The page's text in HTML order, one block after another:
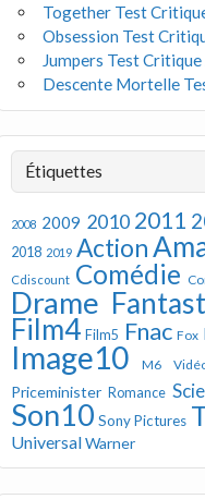
Together Test
Obsession Test
Jumpers Test
Descente Mortelle
Étiquettes
2008 2009 2010 2011
2018 2019 Action
Cdiscount Comédie
Drame
Film4 Film5 Fnac Fox
Image10 M6
Priceminister Romance
Son10 Sony Pictures
UniversalWarner